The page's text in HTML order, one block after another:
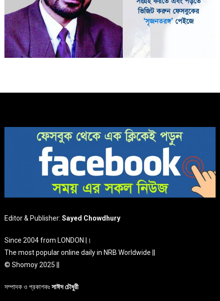
Editor & Publisher:Sayed Chowdhury
Since 2004 from LONDON |।
The most popular online daily in NRB Worldwide ||
© Shomoy 2025 ||
সম্পাদক ও প্রকাশকঃসাঈদ চৌধুরী